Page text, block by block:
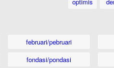
februari/pebruari
fondasi/pondasi